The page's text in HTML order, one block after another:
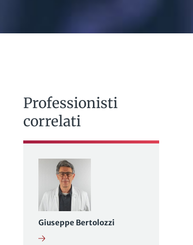
Professionisti
correlati
Giuseppe Bertolozzi